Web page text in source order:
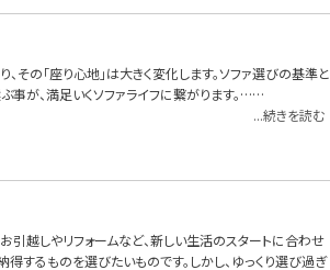
その「座り心地」は大きく変化します。ソファ選びの基準と
事が、満足いくソファライフに繋がります。……
...続きを読む
引越しやリフォームなど、新しい生活のスタートに合わせ
するものを選びたいものです。しかし、ゆっくり選び過ぎ